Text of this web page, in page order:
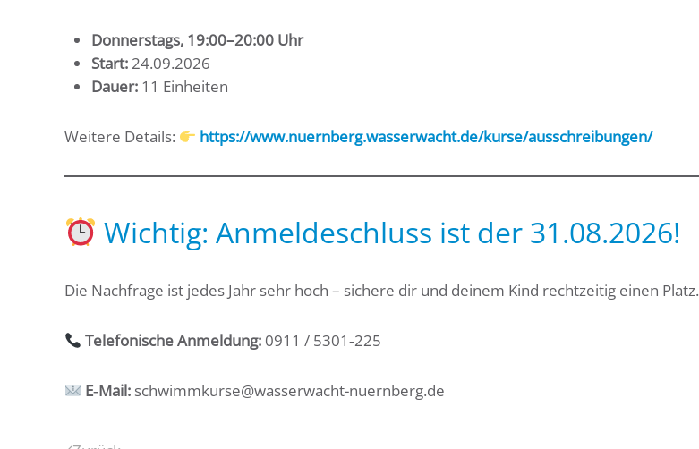
Donnerstags, 19:00–20:00 Uhr
Start:24.09.2026
Dauer: 11 Einheiten
Weitere Details: https://www.nuernberg.wasserwacht.de/kurse/ausschreibungen/
Wichtig: Anmeldeschluss ist der 31.08.2026!
Die Nachfrage ist jedes Jahr sehr hoch – sichere dir und deinem Kind rechtzeitig einen Platz.
Telefonische Anmeldung: 0911 / 5301‑225
E‑Mail: schwimmkurse@wasserwacht-nuernberg.de